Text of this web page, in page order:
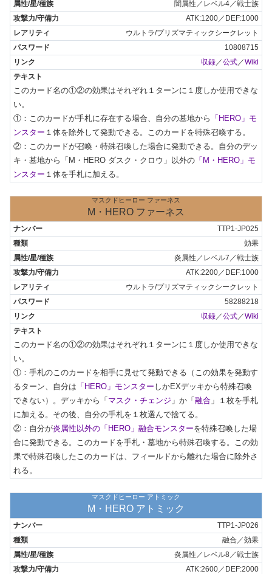
闇属性／レベル4／戦士族
ATK:1200／DEF:1000
ウルトラ/プリズマティックシークレット
10808715
収録 ／公式 ／Wiki
このカード名の①②の効果はそれぞれ１ターンに１度しか使用できな
い。
①：このカードが手札に存在する場合、自分の墓地から 「HERO」モ
ンスター １体を除外して発動できる。このカードを特殊召喚する。
②：このカードが召喚・特殊召喚した場合に発動できる。自分のデッ
キ・墓地から「M・HERO ダスク・クロウ」以外の 「M・HERO」モ
ンスター １体を手札に加える。
マスクドヒーロー ファーネス
M・HERO ファーネス
TTP1-JP025
効果
炎属性／レベル7／戦士族
ATK:2200／DEF:1000
ウルトラ/プリズマティックシークレット
58288218
収録／公式／Wiki
このカード名の①②の効果はそれぞれ１ターンに１度しか使用できな
い。
①：手札のこのカードを相手に見せて発動できる（この効果を発動す
るターン、自分は 「HERO」モンスター しかEXデッキから特殊召喚
できない）。デッキから「 マスク・チェンジ 」か「 融合 」１枚を手札
に加える。その後、自分の手札を１枚選んで捨てる。
②：自分が炎属性以外の「HERO」融合モンスターを特殊召喚した場
合に発動できる。このカードを手札・墓地から特殊召喚する。この効
果で特殊召喚したこのカードは、フィールドから離れた場合に除外さ
れる。
マスクドヒーロー アトミック
M・HERO アトミック
TTP1-JP026
融合／効果
炎属性／レベル8／戦士族
ATK:2600／DEF:2000